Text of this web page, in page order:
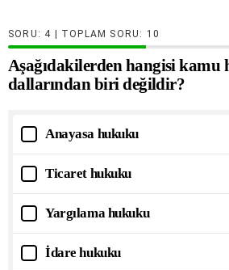
SORU: | TOPLAM SORU: 10
Aşağıdakilerden hangisi
dallarından biri değildir?
Anayasa hukuku
Ticaret hukuku
Yargılama hukuku
İdare hukuku